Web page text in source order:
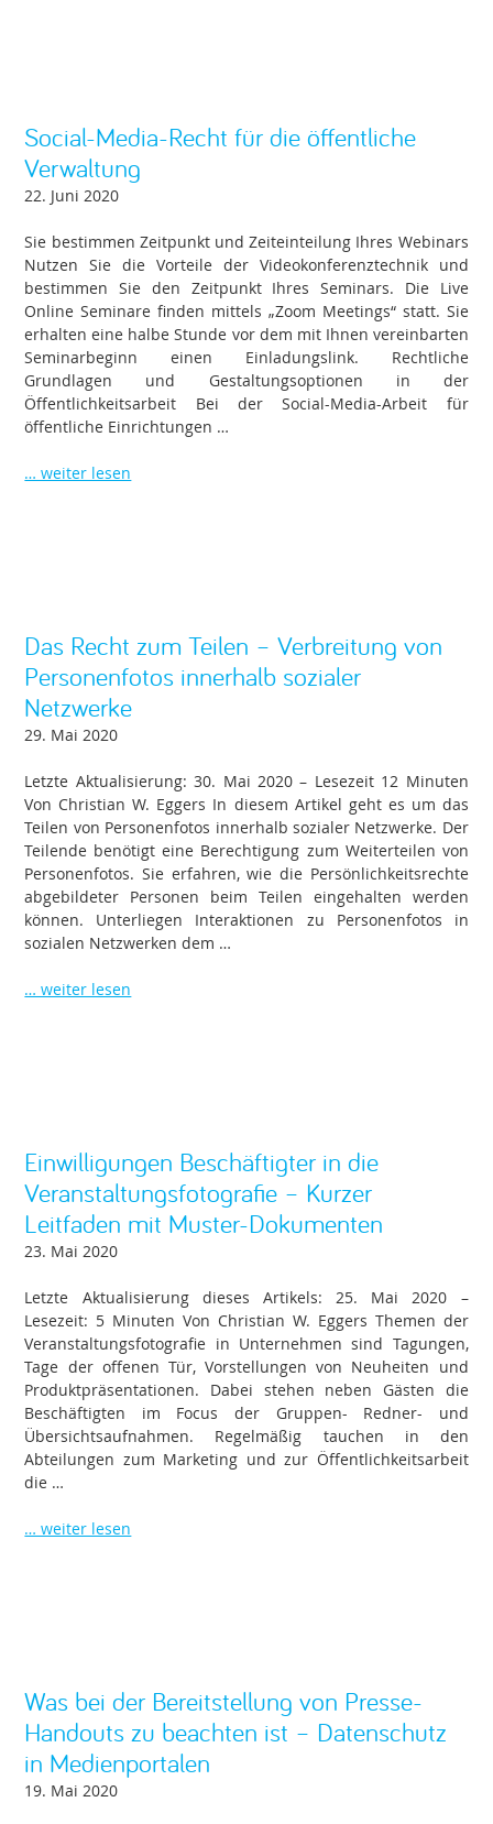
Social-Media-Recht für die öffentliche
Verwaltung
22. Juni 2020
Sie bestimmen Zeitpunkt und Zeiteinteilung Ihres Webinars
Nutzen Sie die Vorteile der Videokonferenztechnik und
bestimmen Sie den Zeitpunkt Ihres Seminars. Die Live
Online Seminare finden mittels „Zoom Meetings“ statt. Sie
erhalten eine halbe Stunde vor dem mit Ihnen vereinbarten
Seminarbeginn einen Einladungslink. Rechtliche
Grundlagen und Gestaltungsoptionen in der
Öffentlichkeitsarbeit Bei der Social-Media-Arbeit für
öffentliche Einrichtungen …
… weiter lesen
Das Recht zum Teilen – Verbreitung von
Personenfotos innerhalb sozialer
Netzwerke
29. Mai 2020
Letzte Aktualisierung: 30. Mai 2020 – Lesezeit 12 Minuten
Von Christian W. Eggers In diesem Artikel geht es um das
Teilen von Personenfotos innerhalb sozialer Netzwerke. Der
Teilende benötigt eine Berechtigung zum Weiterteilen von
Personenfotos. Sie erfahren, wie die Persönlichkeitsrechte
abgebildeter Personen beim Teilen eingehalten werden
können. Unterliegen Interaktionen zu Personenfotos in
sozialen Netzwerken dem …
… weiter lesen
Einwilligungen Beschäftigter in die
Veranstaltungsfotografie – Kurzer
Leitfaden mit Muster-Dokumenten
23. Mai 2020
Letzte Aktualisierung dieses Artikels: 25. Mai 2020 –
Lesezeit: 5 Minuten Von Christian W. Eggers Themen der
Veranstaltungsfotografie in Unternehmen sind Tagungen,
Tage der offenen Tür, Vorstellungen von Neuheiten und
Produktpräsentationen. Dabei stehen neben Gästen die
Beschäftigten im Focus der Gruppen- Redner- und
Übersichtsaufnahmen. Regelmäßig tauchen in den
Abteilungen zum Marketing und zur Öffentlichkeitsarbeit
die …
… weiter lesen
Was bei der Bereitstellung von Presse-
Handouts zu beachten ist – Datenschutz
in Medienportalen
19. Mai 2020